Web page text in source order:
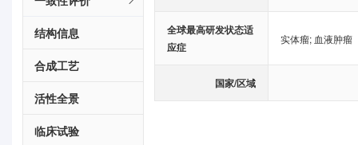
结构信息
合成工艺
活性全景
临床试验
全球最高研发状态适
应症
实体瘤; 血液肿瘤
国家/区域